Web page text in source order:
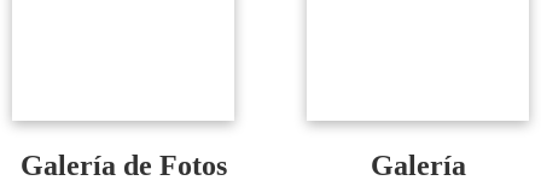
Galería de Fotos
Galería